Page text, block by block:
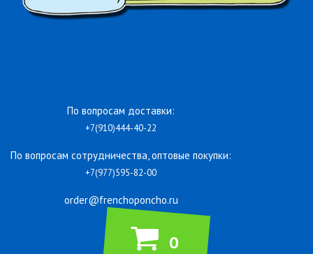
По вопросам доставки:
+7(910)444-40-22
По вопросам сотрудничества, оптовые покупки:
+7(977)595-82-00
order@frenchoponcho.ru
0